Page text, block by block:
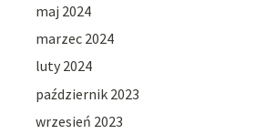
maj 2024
marzec 2024
luty 2024
październik 2023
wrzesień 2023